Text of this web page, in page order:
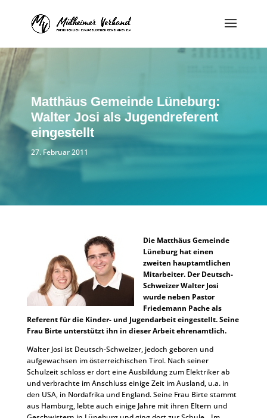
Matthäus Gemeinde Lüneburg:
Walter Josi als Jugendreferent
eingestellt
27. Februar 2011
Die Matthäus Gemeinde
Lüneburg hat einen
zweiten hauptamtlichen
Mitarbeiter. Der Deutsch-
Schweizer Walter Josi
wurde neben Pastor
Friedemann Pache als
Referent für die Kinder- und Jugendarbeit eingestellt. Seine
Frau Birte unterstützt ihn in dieser Arbeit ehrenamtlich.
Walter Josi ist Deutsch-Schweizer, jedoch geboren und
aufgewachsen im österreichischen Tirol. Nach seiner
Schulzeit schloss er dort eine Ausbildung zum Elektriker ab
und verbrachte im Anschluss einige Zeit im Ausland, u.a. in
den USA, in Nordafrika und England. Seine Frau Birte stammt
aus Hamburg, lebte auch einige Jahre mit ihren Eltern und